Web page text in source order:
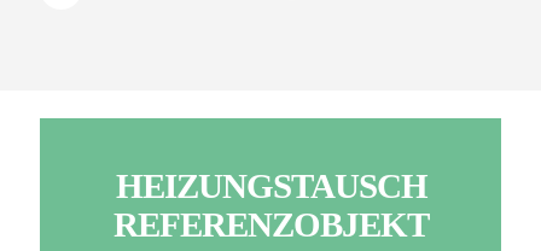
HEIZUNGSTAUSCH
REFERENZOBJEKT